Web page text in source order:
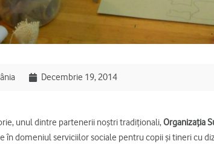
Decembrie 19, 2014
unul dintre partenerii noştri tradiţionali,Organizaţia
în domeniul serviciilor sociale pentru copii şi tineri cu